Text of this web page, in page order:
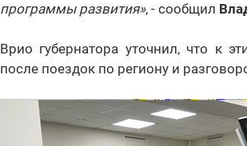
программы развития», - сообщил
Врио губернатора уточнил, что к
после поездок по региону и